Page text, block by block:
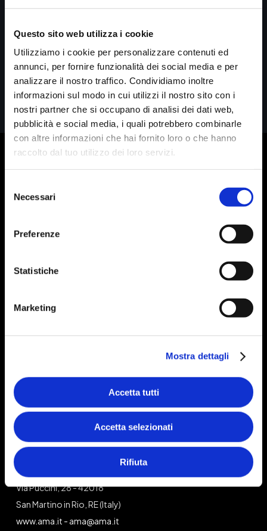
Questo sito web utilizza i cookie
Utilizziamo i cookie per personalizzare contenuti ed
annunci, per fornire funzionalità dei social media e per
analizzare il nostro traffico. Condividiamo inoltre
informazioni sul modo in cui utilizzi il nostro sito con i
nostri partner che si occupano di analisi dei dati web,
pubblicità e social media, i quali potrebbero combinarle
con altre informazioni che hai fornito loro o che hanno
raccolto dal tuo utilizzo dei loro servizi.
delNecessari
Preferenze
Statistiche
Marketing
Mostra dettagli
Accetta tutti
Accetta selezionati
Rifiuta
Accedi
Password dimenticata?
Supporto e assistenza
Trova rivenditori
Azienda
Freemow è un brand di AMA Spa
Via Puccini, 28 - 42018
San Martino in Rio, RE (Italy)
www.ama.it - ama@ama.it